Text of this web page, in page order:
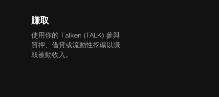
賺取
使用你的 Talken (TALK) 參與
質押、借貸或流動性挖礦以賺
取被動收入。